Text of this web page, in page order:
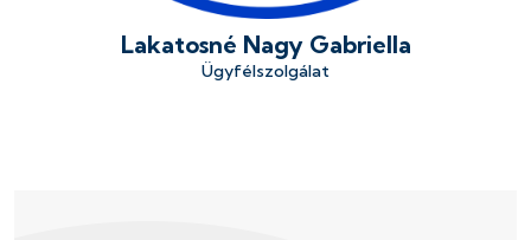
Lakatosné Nagy Gabriella
Ügyfélszolgálat